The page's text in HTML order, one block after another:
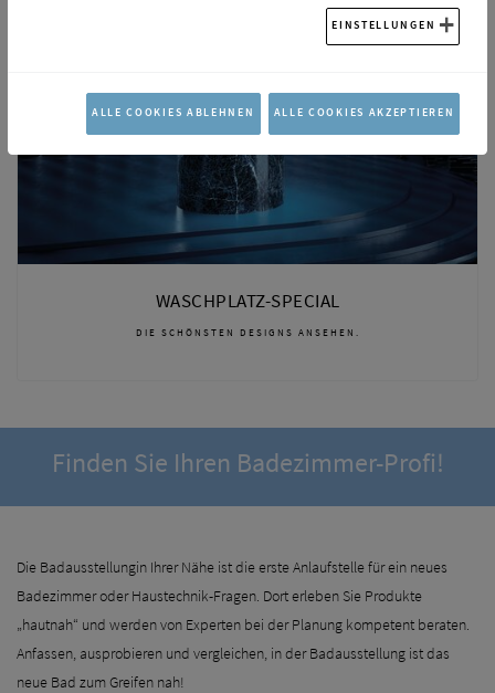
WASCHPLATZ-SPECIAL
DIE SCHÖNSTEN DESIGNS ANSEHEN.
Finden Sie Ihren Badezimmer-Profi!
Die Badausstellungin Ihrer Nähe ist die erste Anlaufstelle für ein neues
Badezimmer oder Haustechnik-Fragen. Dort erleben Sie Produkte
„hautnah“ und werden von Experten bei der Planung kompetent beraten.
Anfassen, ausprobieren und vergleichen, in der Badausstellung ist das
neue Bad zum Greifen nah!
EINSTELLUNGEN
ALLE COOKIES ABLEHNEN ALLE COOKIES AKZEPTIEREN